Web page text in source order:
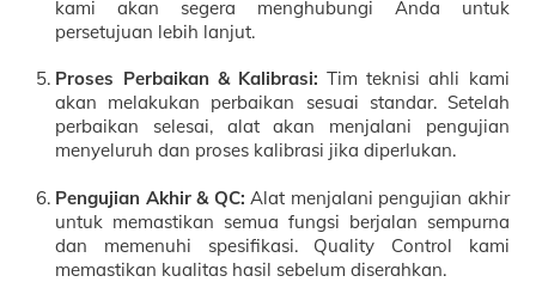
kami akan segera menghubungi Anda untuk
persetujuan lebih lanjut.
Proses Perbaikan & Kalibrasi: Tim teknisi ahli kami
akan melakukan perbaikan sesuai standar. Setelah
perbaikan selesai, alat akan menjalani pengujian
menyeluruh dan proses kalibrasi jika diperlukan.
Pengujian Akhir & QC: Alat menjalani pengujian akhir
untuk memastikan semua fungsi berjalan sempurna
dan memenuhi spesifikasi. Quality Control kami
memastikan kualitas hasil sebelum diserahkan.